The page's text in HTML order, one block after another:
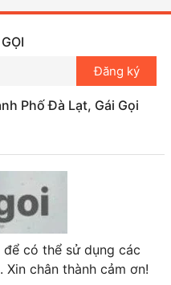
Đăng ký
Phố Đà Lạt, Gái Gọi
có thể sử dụng các
chân thành cảm ơn!